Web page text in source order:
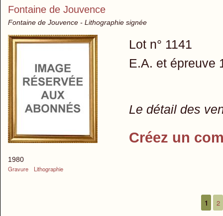
Fontaine de Jouvence
Fontaine de Jouvence - Lithographie signée
1980
Gravure
Lithographie
Lot n° 1141
E.A. et épreuve
Le détail des
Créez un
1 2